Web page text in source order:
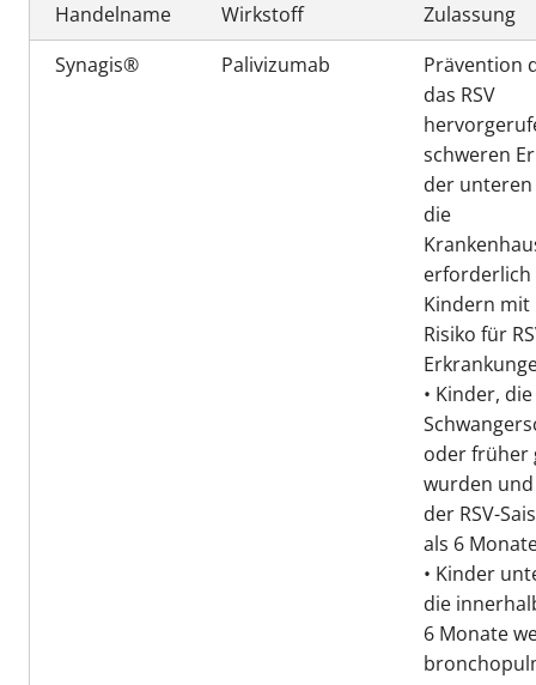
Handelname Wirkstoff
Zulassung
Synagis®
Palivizumab
Prävention
das RSV
schweren
der unteren
die
erforderlich
Kindern mit
Risiko für
• Kinder,
oder früher
wurden
der RSV-
als 6
• Kinder
die
6 Monate